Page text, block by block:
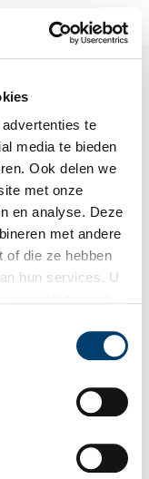
te
media te bieden
Ook delen we
met onze
en analyse. Deze
met andere
of die ze hebben
hun services. U